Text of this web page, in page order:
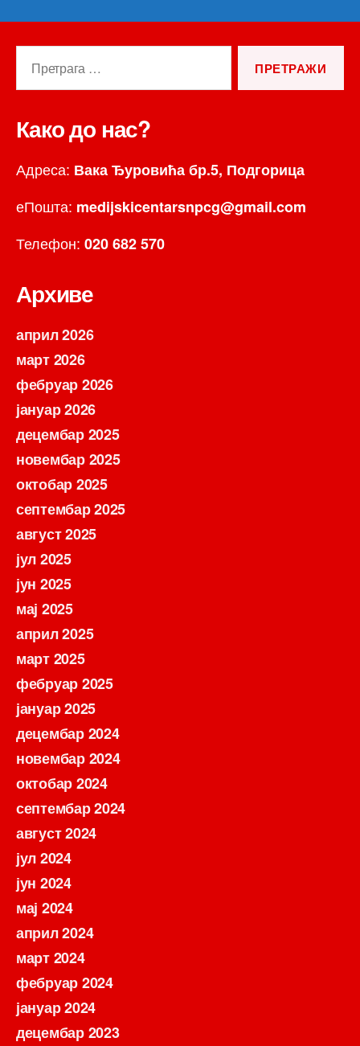
Како до нас?
Адреса: Вака Ђуровића бр.5, Подгорица
еПошта: medijskicentarsnpcg@gmail.com
Телефон: 020 682 570
Архиве
април 2026
март 2026
фебруар 2026
јануар 2026
децембар 2025
новембар 2025
октобар 2025
септембар 2025
август 2025
јул 2025
јун 2025
мај 2025
април 2025
март 2025
фебруар 2025
јануар 2025
децембар 2024
новембар 2024
октобар 2024
септембар 2024
август 2024
јул 2024
јун 2024
мај 2024
април 2024
март 2024
фебруар 2024
јануар 2024
децембар 2023